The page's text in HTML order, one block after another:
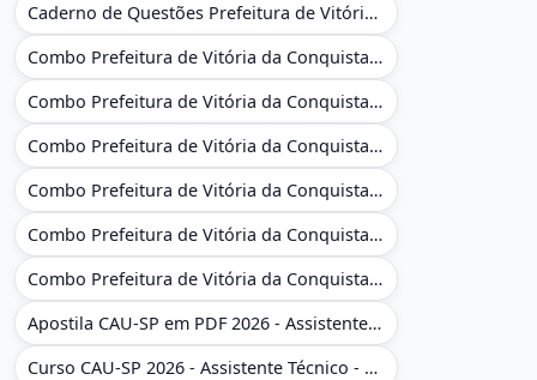
Caderno de Questões Prefeitura de Vitória da Conquista em PDF - BA - Conhecimentos Gerais - 450 Questões Gabaritadas
Combo Prefeitura de Vitória da Conquista - BA 2026 - Monitor Escolar (Educação Infantil e Cobertura das AC'S)
Combo Prefeitura de Vitória da Conquista - BA 2026 - Monitor Escolar (Educação Infantil e Cobertura das AC'S)
Combo Prefeitura de Vitória da Conquista - BA 2026 - Monitor Escolar (Suporte às Crianças com Deficiência)
Combo Prefeitura de Vitória da Conquista - BA 2026 - Monitor Escolar (Suporte às Crianças com Deficiência)
Combo Prefeitura de Vitória da Conquista - BA 2026 - Pedagogo - Zona Urbana e/ou Rural
Combo Prefeitura de Vitória da Conquista - BA 2026 - Pedagogo - Zona Urbana e/ou Rural
Apostila CAU-SP em PDF 2026 - Assistente Técnico - Administrativo
Curso CAU-SP 2026 - Assistente Técnico - Administrativo e Administrativo Regional